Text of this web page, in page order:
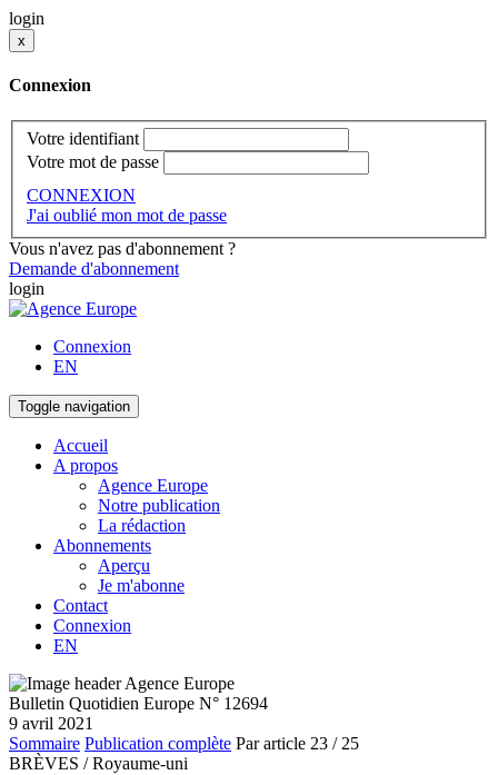
login
x
Connexion
Votre identifiant
Votre mot de passe
CONNEXION
J'ai oublié mon mot de passe
Vous n'avez pas d'abonnement ?
Demande d'abonnement
login
Connexion
EN
Toggle navigation
Accueil
A propos
Agence Europe
Notre publication
La rédaction
Abonnements
Aperçu
Je m'abonne
Contact
Connexion
EN
Bulletin Quotidien Europe N° 12694
9 avril 2021
Sommaire Publication complète Par article 23 / 25
BRÈVES / Royaume-uni